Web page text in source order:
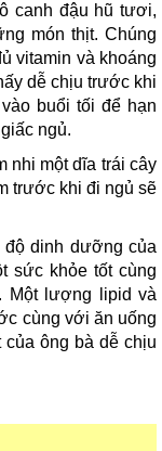
canh đậu hũ tươi,
món thịt. Chúng
vitamin và khoáng
dễ chịu trước khi
buổi tối để hạn
ngủ.
nhi một dĩa trái cây
trước khi đi ngủ sẽ
độ dinh dưỡng của
sức khỏe tốt cùng
Một lượng lipid và
cùng với ăn uống
ông bà dễ chịu